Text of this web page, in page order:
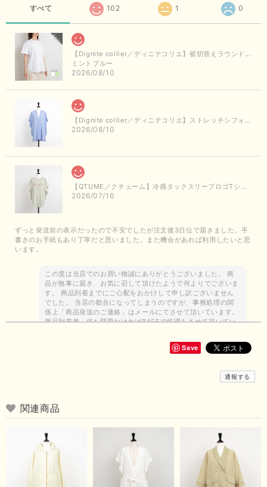
すべて 102 1 0
【Dignite collier／ディニテコリエ】裾切替えラウンドヘムTシャツ
ミントブルー
2026/08/10
【Dignite collier／ディニテコリエ】ストレッチシフォンシャツジャケット（サックス）
2026/08/10
【QTUME／クチューム】冷感タックスリーブロゴTシャツ（ライトグレー）
2026/07/16
ずっと発送前の表示だったので不安でしたが注文後3日位で届きました。手
書きのお手紙もあり丁寧だと思いました。また機会があれば利用したいと思
います。
この度は当店でのお買い物誠にありがとうございました。 商
品が無事に届き、お気に召して頂けたようで何よりでございま
す。 商品到着までにご心配をおかけして申し訳ございません
でした。 当店の都合になってしまうのですが、事務処理の関
係上「商品発送のご連絡」はメールにてさせて頂いています。
商品到着後、何も問題なければBASEで処理をさせて頂いてい
て参りますので、今後ともどうぞよろしくお願いいたします。
昨日、商品が無事に届きました！この度はありさんのおかげでご縁を繋いで
いただきまして、ありがとうございます😊 心のこもったお手紙まで添えて
いただきまして、ありがとうございます😊 商品もとても可愛くて、着心地
も良さそうでとても嬉しいです！この夏 大活躍しそうです💕 これからも
よろしくお願いいたします！
Save
通報する
関連商品